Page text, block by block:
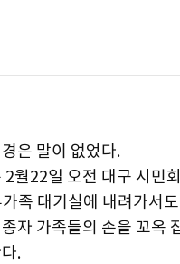
은 말이 없었다.
2월22일 오전 대구 시민
족 대기실에 내려가서
자 가족들의 손을 꼬옥
.